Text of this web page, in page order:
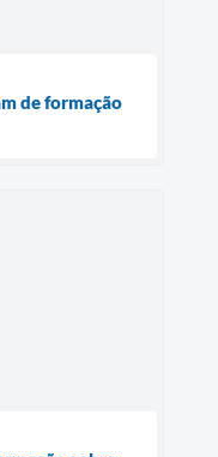
de formação